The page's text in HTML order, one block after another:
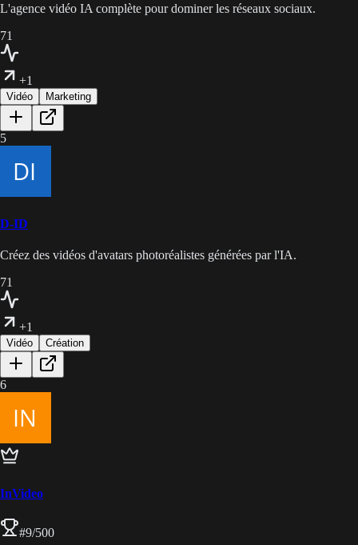
L'agence vidéo IA complète pour dominer les réseaux sociaux.
71
+1
Vidéo Marketing
5
D-ID
Créez des vidéos d'avatars photoréalistes générées par l'IA.
71
+1
Vidéo Création
6
InVideo
#9/500